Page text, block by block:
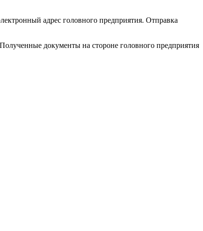
адрес головного предприятия. Отправка
документы на стороне головного предприятия